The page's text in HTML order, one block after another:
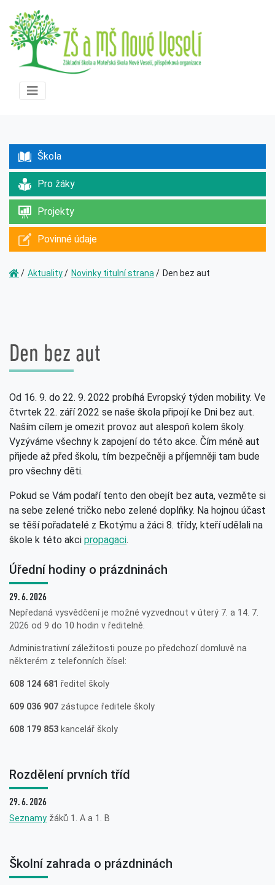
Škola
Pro žáky
Projekty
Povinné údaje
Aktuality Novinky titulní strana Den bez aut
Den bez aut
Od 16. 9. do 22. 9. 2022 probíhá Evropský týden mobility. Ve
čtvrtek 22. září 2022 se naše škola připojí ke Dni bez aut.
Naším cílem je omezit provoz aut alespoň kolem školy.
Vyzýváme všechny k zapojení do této akce. Čím méně aut
přijede až před školu, tím bezpečněji a příjemněji tam bude
pro všechny děti.
Pokud se Vám podaří tento den obejít bez auta, vezměte si
na sebe zelené tričko nebo zelené doplňky. Na hojnou účast
se těší pořadatelé z Ekotýmu a žáci 8. třídy, kteří udělali na
škole k této akci propagaci.
Úřední hodiny o prázdninách
29. 6. 2026
Nepředaná vysvědčení je možné vyzvednout v úterý 7. a 14. 7.
2026 od 9 do 10 hodin v ředitelně.
Administrativní záležitosti pouze po předchozí domluvě na
některém z telefonních čísel:
608 124 681 ředitel školy
609 036 907 zástupce ředitele školy
608 179 853 kancelář školy
Rozdělení prvních tříd
29. 6. 2026
Seznamy žáků 1. A a 1. B
Školní zahrada o prázdninách